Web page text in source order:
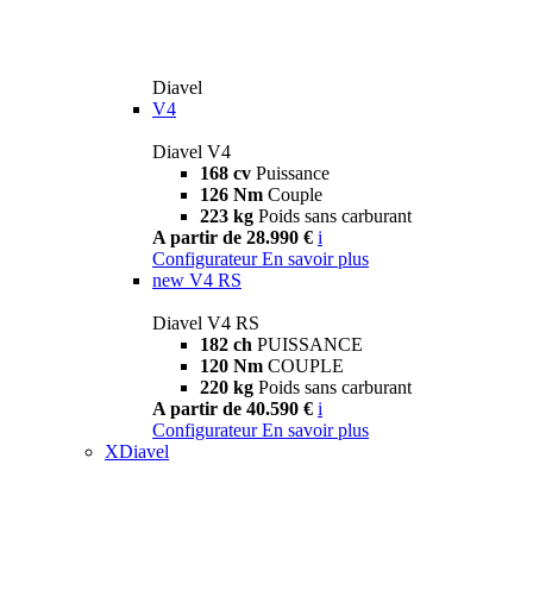
Diavel
V4
Diavel V4
168 cv Puissance
126 Nm Couple
223 kg Poids sans carburant
A partir de 28.990 € i
Configurateur En savoir plus
new V4 RS
Diavel V4 RS
182 ch PUISSANCE
120 Nm COUPLE
220 kg Poids sans carburant
A partir de 40.590 € i
Configurateur En savoir plus
XDiavel